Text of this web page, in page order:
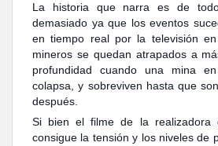
La historia que narra es de
demasiado ya que los eventos
en tiempo real por la televisión
mineros se quedan atrapados a
profundidad cuando una mina
colapsa, y sobreviven hasta que
después.
Si bien el filme de la realizadora
consigue la tensión y los niveles de